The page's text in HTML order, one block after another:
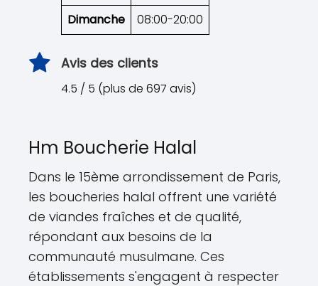
Dimanche
08:00-20:00
Avis des clients
4.5 / 5 (plus de 697 avis)
Hm Boucherie Halal
Dans le 15ème arrondissement de Paris,
les boucheries halal offrent une variété
de viandes fraîches et de qualité,
répondant aux besoins de la
communauté musulmane. Ces
établissements s'engagent à respecter